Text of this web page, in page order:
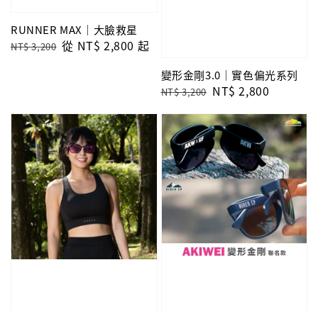
RUNNER MAX｜大臉救星
Regular
NT$ 3,200 Sale
從 NT$ 2,800 起
變形金剛3.0｜實色偏光系列
Regular
NT$ 3,200 Sale
NT$ 2,800